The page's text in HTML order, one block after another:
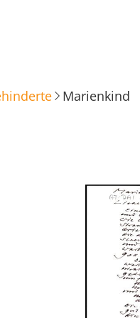
Marienkind